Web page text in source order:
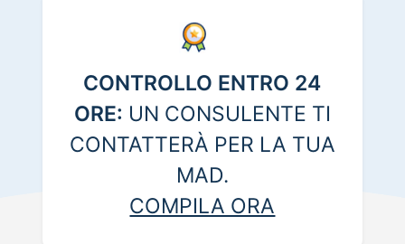
CONTROLLO ENTRO 24
ORE: UN CONSULENTE TI
CONTATTERÀ PER LA TUA
MAD.
COMPILA ORA